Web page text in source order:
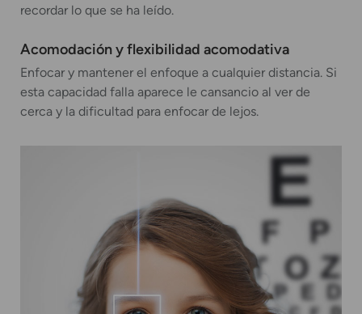
recordar lo que se ha leído.
Acomodación y flexibilidad acomodativa
Enfocar y mantener el enfoque a cualquier distancia. Si
esta capacidad falla aparece le cansancio al ver de
cerca y la dificultad para enfocar de lejos.